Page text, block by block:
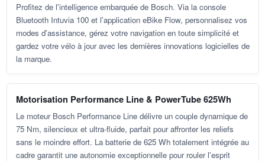
Profitez de l'intelligence embarquée de Bosch. Via la console
Bluetooth Intuvia 100 et l'application eBike Flow, personnalisez vos
modes d'assistance, gérez votre navigation en toute simplicité et
gardez votre vélo à jour avec les dernières innovations logicielles de
la marque.
Motorisation Performance Line & PowerTube 625Wh
Le moteur Bosch Performance Line délivre un couple dynamique de
75 Nm, silencieux et ultra-fluide, parfait pour affronter les reliefs
sans le moindre effort. La batterie de 625 Wh totalement intégrée au
cadre garantit une autonomie exceptionnelle pour rouler l'esprit